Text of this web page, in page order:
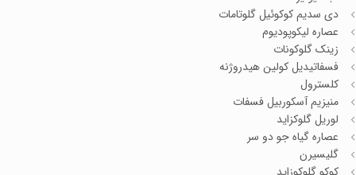
دی سدیم کوکوئیل گلوتامات
عصاره لیکوپودیوم
زینک گلوکونات
فسفاتیدیل کولین هیدروژنه
کلسترول
منیزیم آسکوربیل فسفات
لوریل گلوکزاید
عصاره گیاه جو دو سر
گلیسیرن